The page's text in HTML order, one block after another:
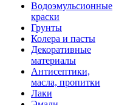
Водоэмульсионные
краски
Грунты
Колера и пасты
Декоративные
материалы
Антисептики,
масла, пропитки
Лаки